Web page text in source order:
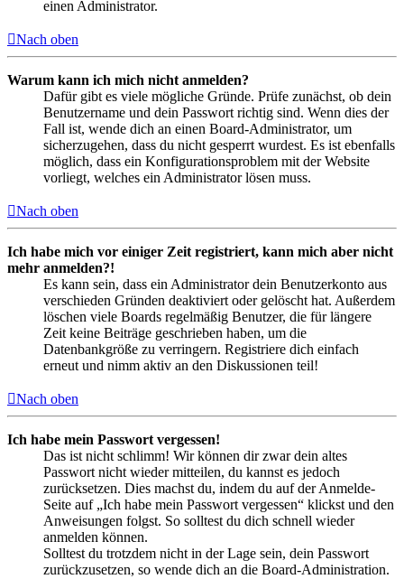
einen Administrator.
Nach oben
Warum kann ich mich nicht anmelden?
Dafür gibt es viele mögliche Gründe. Prüfe zunächst, ob dein
Benutzername und dein Passwort richtig sind. Wenn dies der
Fall ist, wende dich an einen Board-Administrator, um
sicherzugehen, dass du nicht gesperrt wurdest. Es ist ebenfalls
möglich, dass ein Konfigurationsproblem mit der Website
vorliegt, welches ein Administrator lösen muss.
Nach oben
Ich habe mich vor einiger Zeit registriert, kann mich aber nicht
mehr anmelden?!
Es kann sein, dass ein Administrator dein Benutzerkonto aus
verschieden Gründen deaktiviert oder gelöscht hat. Außerdem
löschen viele Boards regelmäßig Benutzer, die für längere
Zeit keine Beiträge geschrieben haben, um die
Datenbankgröße zu verringern. Registriere dich einfach
erneut und nimm aktiv an den Diskussionen teil!
Nach oben
Ich habe mein Passwort vergessen!
Das ist nicht schlimm! Wir können dir zwar dein altes
Passwort nicht wieder mitteilen, du kannst es jedoch
zurücksetzen. Dies machst du, indem du auf der Anmelde-
Seite auf „Ich habe mein Passwort vergessen“ klickst und den
Anweisungen folgst. So solltest du dich schnell wieder
anmelden können.
Solltest du trotzdem nicht in der Lage sein, dein Passwort
zurückzusetzen, so wende dich an die Board-Administration.